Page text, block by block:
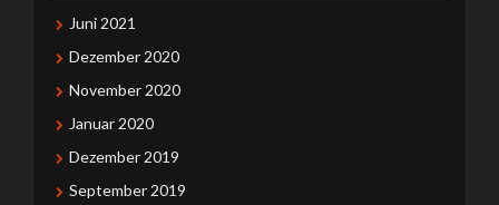
Juni 2021
Dezember 2020
November 2020
Januar 2020
Dezember 2019
September 2019